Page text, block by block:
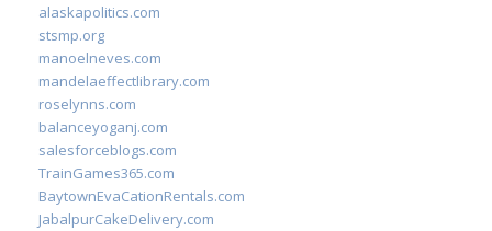
alaskapolitics.com
stsmp.org
manoelneves.com
mandelaeffectlibrary.com
roselynns.com
balanceyoganj.com
salesforceblogs.com
TrainGames365.com
BaytownEvaCationRentals.com
JabalpurCakeDelivery.com